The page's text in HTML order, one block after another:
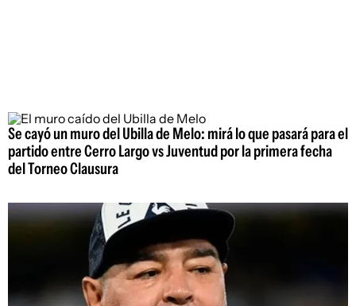
Se cayó un muro del Ubilla de Melo: mirá lo que pasará para el
partido entre Cerro Largo vs Juventud por la primera fecha
del Torneo Clausura